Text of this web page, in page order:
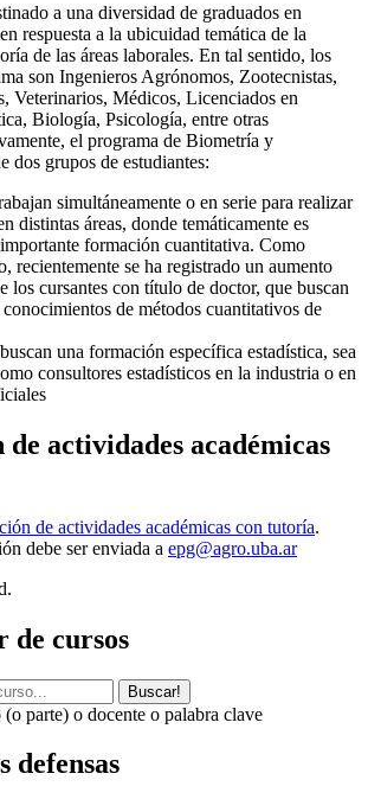
a una diversidad de graduados en
respuesta a la ubicuidad temática de la
de las áreas laborales. En tal sentido, los
son Ingenieros Agrónomos, Zootecnistas,
Veterinarios, Médicos, Licenciados en
Biología, Psicología, entre otras
el programa de Biometría y
dos grupos de estudiantes:
simultáneamente o en serie para realizar
distintas áreas, donde temáticamente es
formación cuantitativa. Como
recientemente se ha registrado un aumento
los cursantes con título de doctor, que buscan
de métodos cuantitativos de
una formación específica estadística, sea
consultores estadísticos en la industria o en
actividades académicas
de actividades académicas con tutoría.
debe ser enviada a epg@agro.uba.ar
de cursos
Buscar!
parte) o docente o palabra clave
defensas